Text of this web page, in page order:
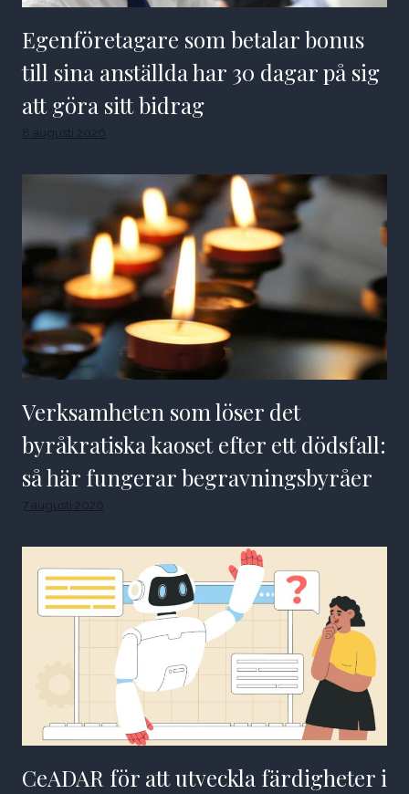
Egenföretagare som betalar bonus
till sina anställda har 30 dagar på sig
att göra sitt bidrag
8 augusti 2026
Verksamheten som löser det
byråkratiska kaoset efter ett dödsfall:
så här fungerar begravningsbyråer
7 augusti 2026
CeADAR för att utveckla färdigheter i